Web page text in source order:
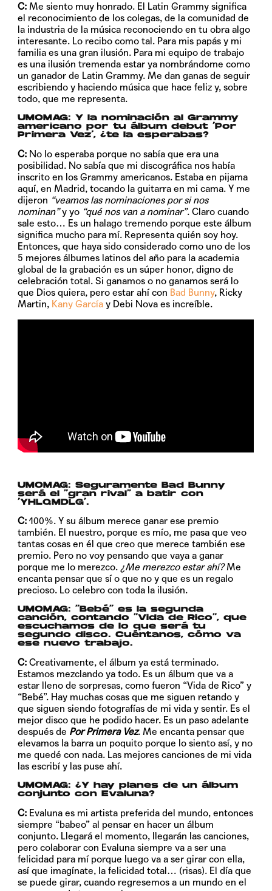
C: Me siento muy honrado. El Latin Grammy significa
el reconocimiento de los colegas, de la comunidad de
la industria de la música reconociendo en tu obra algo
interesante. Lo recibo como tal. Para mis papás y mi
familia es una gran ilusión. Para mi equipo de trabajo
es una ilusión tremenda estar ya nombrándome como
un ganador de Latin Grammy. Me dan ganas de seguir
escribiendo y haciendo música que hace feliz y, sobre
todo, que me representa.
UMOMAG: Y la nominación al Grammy
americano por tu álbum debut ‘Por
Primera Vez’, ¿te la esperabas?
C: No lo esperaba porque no sabía que era una
posibilidad. No sabía que mi discográfica nos había
inscrito en los Grammy americanos. Estaba en pijama
aquí, en Madrid, tocando la guitarra en mi cama. Y me
dijeron “veamos las nominaciones por si nos
nominan”y yo “qué nos van a nominar”. Claro cuando
sale esto… Es un halago tremendo porque este álbum
significa mucho para mí. Representa quién soy hoy.
Entonces, que haya sido considerado como uno de los
5 mejores álbumes latinos del año para la academia
global de la grabación es un súper honor, digno de
celebración total. Si ganamos o no ganamos será lo
que Dios quiera, pero estar ahí con Bad Bunny, Ricky
Martin, Kany García y Debi Nova es increíble.
UMOMAG:Seguramente Bad Bunny
será el “gran rival” a batir con
‘YHLQMDLG’.
C: 100%. Y su álbum merece ganar ese premio
también. El nuestro, porque es mío, me pasa que veo
tantas cosas en él que creo que merece también ese
premio. Pero no voy pensando que vaya a ganar
porque me lo merezco. ¿Me merezco estar ahí?Me
encanta pensar que sí o que no y que es un regalo
precioso. Lo celebro con toda la ilusión.
UMOMAG:
“Bebé” es la segunda
canción, contando “Vida de Rico”, que
escuchamos de lo que será tu
segundo disco. Cuéntanos, cómo va
ese nuevo trabajo.
C: Creativamente, el álbum ya está terminado.
Estamos mezclando ya todo. Es un álbum que va a
estar lleno de sorpresas, como fueron “Vida de Rico” y
“Bebé”. Hay muchas cosas que me siguen retando y
que siguen siendo fotografías de mi vida y sentir. Es el
mejor disco que he podido hacer. Es un paso adelante
después de Por Primera Vez. Me encanta pensar que
elevamos la barra un poquito porque lo siento así, y no
me quedé con nada. Las mejores canciones de mi vida
las escribí y las puse ahí.
UMOMAG: ¿Y hay planes de un álbum
conjunto con Evaluna?
C: Evaluna es mi artista preferida del mundo, entonces
siempre “babeo” al pensar en hacer un álbum
conjunto. Llegará el momento, llegarán las canciones,
pero colaborar con Evaluna siempre va a ser una
felicidad para mí porque luego va a ser girar con ella,
así que imagínate, la felicidad total… (risas). El día que
se puede girar, cuando regresemos a un mundo en el